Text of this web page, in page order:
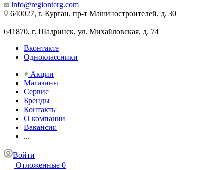
info@regiontorg.com
640027, г. Курган, пр-т Машиностроителей, д. 30
641870, г. Шадринск, ул. Михайловская, д. 74
Вконтакте
Одноклассники
Акции
Магазины
Сервис
Бренды
Контакты
О компании
Вакансии
...
Войти
Отложенные 0